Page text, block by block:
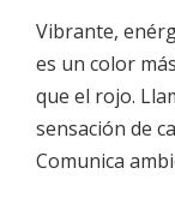
Vibrante,
es un color
que el rojo.
sensación de
Comunica